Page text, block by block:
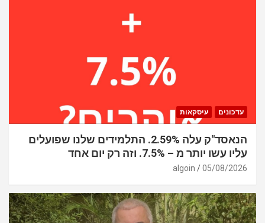
עדכונים עיסקאות
הנאסד"ק עלה 2.59%. התלמידים שלנו שפועלים
עליו עשו יותר מ – 7.5%. וזה רק יום אחד
05/08/2026
algoin